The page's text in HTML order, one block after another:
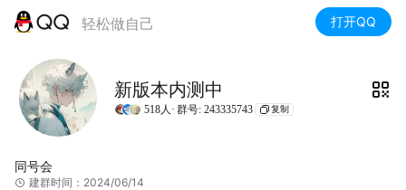
轻松做自己 打开QQ
新版本内测中
518人· 群号: 243335743 复制
同号会
建群时间：2024/06/14